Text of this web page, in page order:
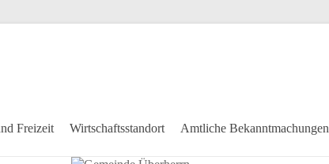
Freizeit Wirtschaftsstandort Amtliche Bekanntmachungen